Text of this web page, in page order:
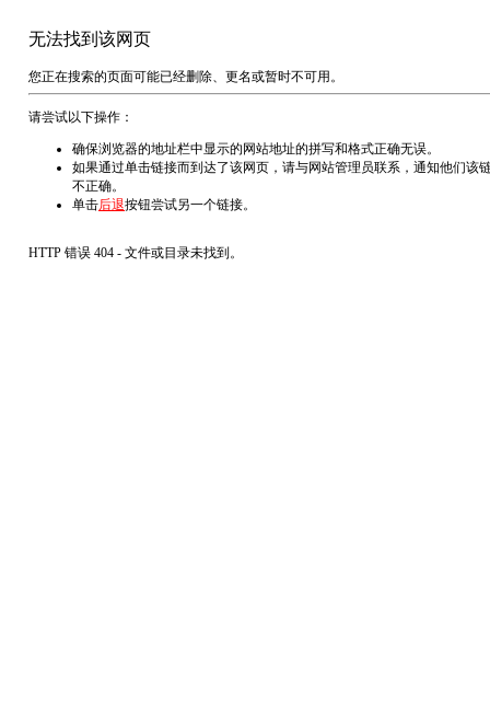
无法找到该网页
您正在搜索的页面可能已经删除、更名或暂时不可用。
请尝试以下操作：
确保浏览器的地址栏中显示的网站地址的拼写和格式正确无误。
如果通过单击链接而到达了该网页，请与网站管理员联系，通知他们该
不正确。
单击后退按钮尝试另一个链接。
HTTP 错误 404 - 文件或目录未找到。